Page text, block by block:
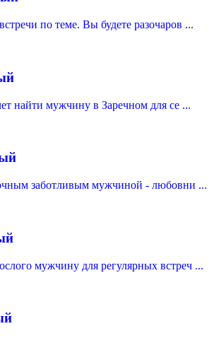
по теме. Вы будете разочаров ...
найти мужчину в Заречном для се ...
заботливым мужчиной - любовни ...
мужчину для регулярных встреч ...